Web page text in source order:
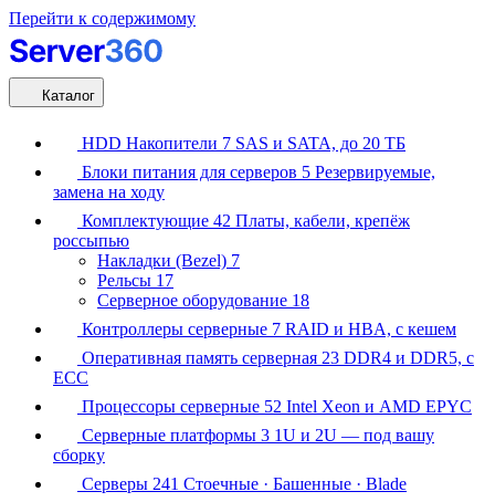
Перейти к содержимому
Каталог
HDD Накопители 7 SAS и SATA, до 20 ТБ
Блоки питания для серверов 5 Резервируемые,
замена на ходу
Комплектующие 42 Платы, кабели, крепёж
россыпью
Накладки (Bezel) 7
Рельсы 17
Серверное оборудование 18
Контроллеры серверные 7 RAID и HBA, с кешем
Оперативная память серверная 23 DDR4 и DDR5, с
ECC
Процессоры серверные 52 Intel Xeon и AMD EPYC
Серверные платформы 3 1U и 2U — под вашу
сборку
Серверы 241 Стоечные · Башенные · Blade